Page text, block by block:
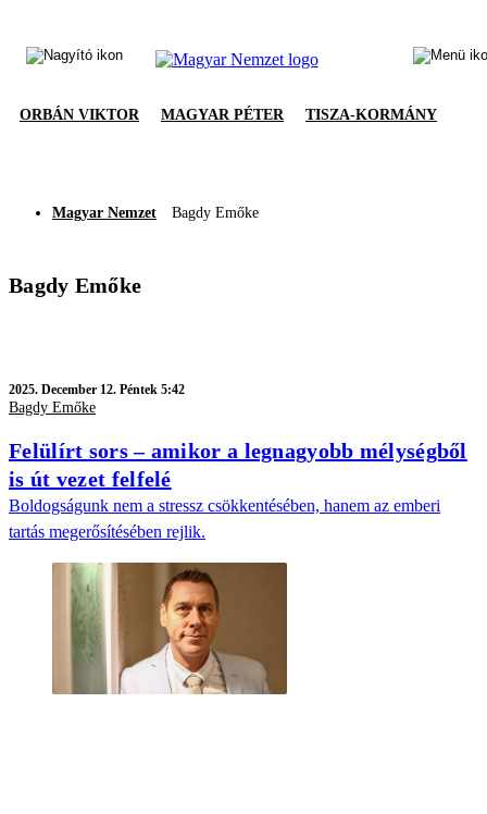
ORBÁN VIKTOR MAGYAR PÉTER TISZA-KORMÁNY
Magyar Nemzet Bagdy Emőke
Bagdy Emőke
2025. December 12. Péntek 5:42
Bagdy Emőke
Felülírt sors – amikor a legnagyobb mélységből
is út vezet felfelé
Boldogságunk nem a stressz csökkentésében, hanem az emberi
tartás megerősítésében rejlik.